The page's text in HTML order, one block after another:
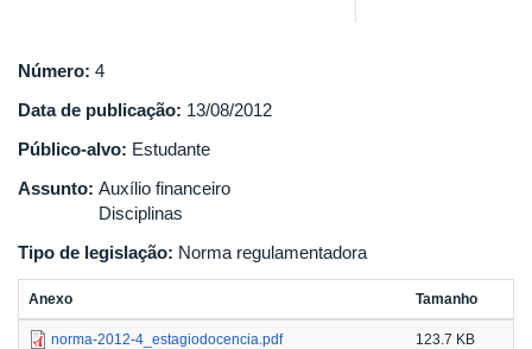
Número: 4
Data de publicação: 13/08/2012
Público-alvo: Estudante
Assunto: Auxílio financeiro
Disciplinas
Tipo de legislação: Norma regulamentadora
Anexo Tamanho
norma-2012-4_estagiodocencia.pdf 123.7 KB